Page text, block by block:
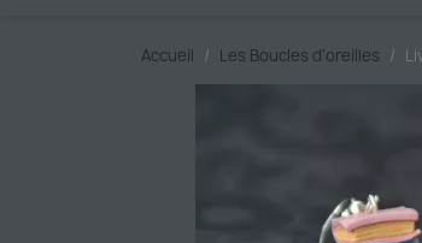
Accueil Les Boucles d'oreilles